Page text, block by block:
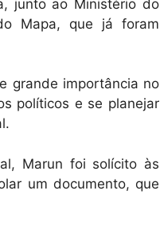
junto ao Ministério do
Mapa, que já foram
grande importância no
políticos e se planejar
Marun foi solícito às
um documento, que